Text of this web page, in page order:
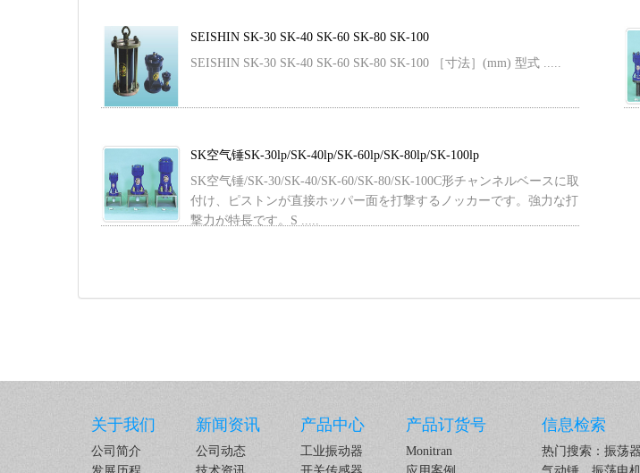
SEISHIN SK-30 SK-40 SK-60 SK-80 SK-100
SEISHIN SK-30 SK-40 SK-60 SK-80 SK-100 ［寸法］(mm) 型式 .....
SK空气锤SK-30lp/SK-40lp/SK-60lp/SK-80lp/SK-100lp
SK空气锤/SK-30/SK-40/SK-60/SK-80/SK-100C形チャンネルベースに取
付け、ピストンが直接ホッパー面を打撃するノッカーです。強力な打
撃力が特長です。S .....
关于我们
公司简介
新闻资讯
公司动态
产品中心
工业振动器
产品订货号
Monitran
信息检索
热门搜索：振荡